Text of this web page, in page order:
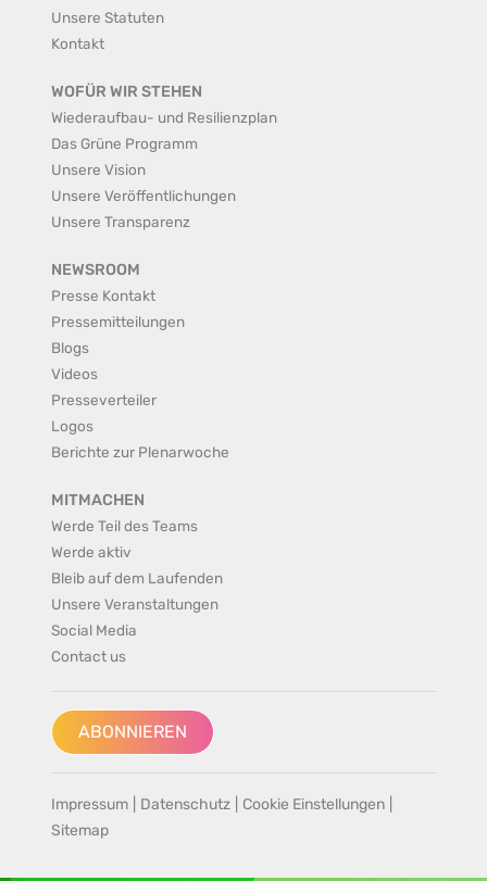
Unsere Statuten
Kontakt
WOFÜR WIR STEHEN
Wiederaufbau- und Resilienzplan
Das Grüne Programm
Unsere Vision
Unsere Veröffentlichungen
Unsere Transparenz
NEWSROOM
Presse Kontakt
Pressemitteilungen
Blogs
Videos
Presseverteiler
Logos
Berichte zur Plenarwoche
MITMACHEN
Werde Teil des Teams
Werde aktiv
Bleib auf dem Laufenden
Unsere Veranstaltungen
Social Media
Contact us
ABONNIEREN
Impressum Datenschutz Cookie Einstellungen
Sitemap